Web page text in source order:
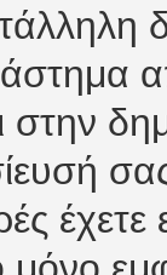
στην
έχετε